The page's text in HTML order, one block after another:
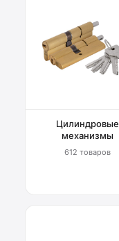
Цилиндровые
механизмы
612 товаров